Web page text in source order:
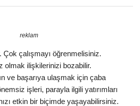
reklam
çalışmayı öğrenmelisiniz.
olmak ilişkilerinizi bozabilir.
ve başarıya ulaşmak için çaba
işleri, parayla ilgili yatırımları
etkin bir biçimde yaşayabilirsiniz.